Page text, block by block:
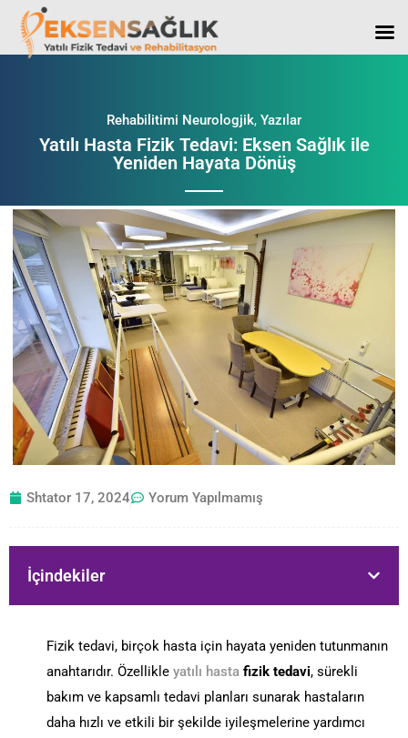
Rehabilitimi Neurologjik, Yazılar
Yatılı Hasta Fizik Tedavi: Eksen Sağlık ile
Yeniden Hayata Dönüş
Shtator 17, 2024 Yorum Yapılmamış
İçindekiler
Fizik tedavi, birçok hasta için hayata yeniden tutunmanın
anahtarıdır. Özellikle yatılı hasta fizik tedavi, sürekli
bakım ve kapsamlı tedavi planları sunarak hastaların
daha hızlı ve etkili bir şekilde iyileşmelerine yardımcı